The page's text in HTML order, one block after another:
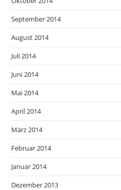
September 2014
August 2014
Juli 2014
Juni 2014
Mai 2014
April 2014
März 2014
Februar 2014
Januar 2014
Dezember 2013